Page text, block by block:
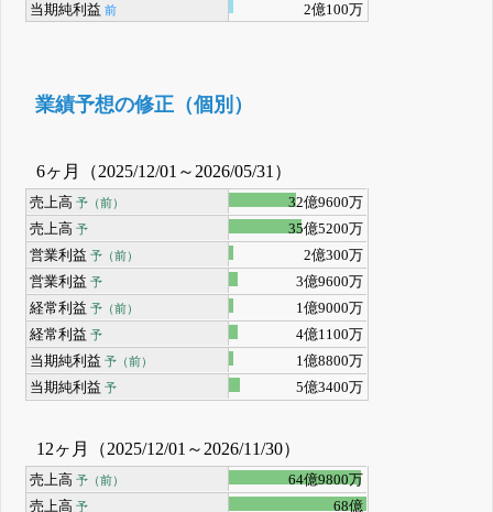
当期純利益前 2億100万
業績予想の修正（個別）
6ヶ月（2025/12/01～2026/05/31）
売上高予（前）
32億9600万
売上高予
35億5200万
営業利益予（前）
2億300万
営業利益予
3億9600万
経常利益予（前）
1億9000万
経常利益予
4億1100万
当期純利益予（前）
1億8800万
当期純利益予 5億3400万
12ヶ月（2025/12/01～2026/11/30）
売上高予（前）
64億9800万
売上高予
68億